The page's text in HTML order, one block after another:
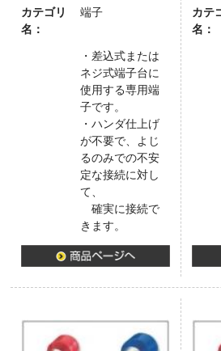
カテゴリ
名：
端子
・差込式または
ネジ式端子台に
使用する専用端
子です。
・ハンダ仕上げ
が不要で、よじ
るのみでの不安
定な接続に対し
て、
確実に接続で
きます。
カテ
名：